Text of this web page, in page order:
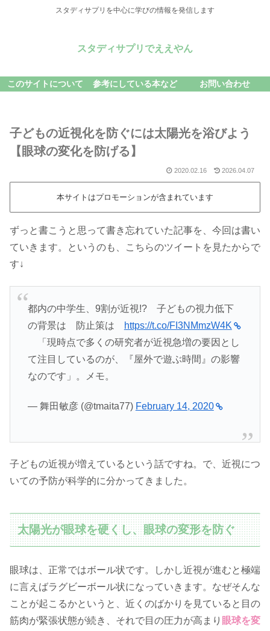
スタディサプリを中心に学びの情報を発信します
スタディサプリでええやん
このサイトについて 参考にしている本など お問い合わせ
子どもの近視化を防ぐには太陽光を浴びよう
【眼球の変化を防げる】
2020.02.16 2026.04.07
本サイトはプロモーションが含まれています
ずっと書こうと思って書き忘れていた記事を、今回は書い
ていきます。というのも、こちらのツイートを見たからで
す↓
都内の中学生、9割が近視!? 子どもの視力低下
の背景は 防止策は
https://t.co/FI3NMmzW4K
「現時点で多くの研究者が近視急増の要因とし
て注目しているのが、『屋外で遊ぶ時間』の影響
なのです」。メモ。
— 舞田敏彦 (@tmaita77) February 14, 2020
子どもの近視が増えているという話ですね。で、近視につ
いての予防が科学的に分かってきました。
太陽光が眼球を硬くし、眼球の変形を防ぐ
眼球は、正常ではボール状です。しかし近視が進むと極端
に言えばラグビーボール状になっていきます。なぜそんな
ことが起こるかというと、近くのばかりを見ていると目の
筋肉が緊張状態が続き、それで目の圧力が高まり 眼球を変